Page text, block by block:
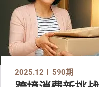
2025.12 590期